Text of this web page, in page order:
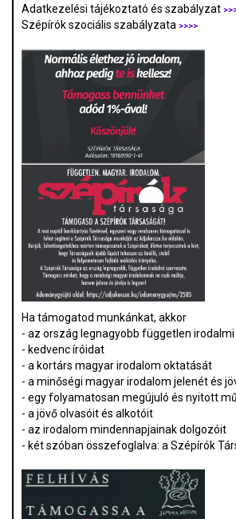
Adatkezelési tájékoztató és szabályzat
Szépírók szociális szabályzata >>>>
Ha támogatod munkánkat, akkor
- az ország legnagyobb független
- kedvenc íróidat
- a kortárs magyar irodalom oktatását
- a minőségi magyar irodalom jelenét és
- egy folyamatosan megújuló és nyitott
- a jövő olvasóit és alkotóit
- az irodalom mindennapjainak dolgozóit
- két szóban összefoglalva: a Szépírók